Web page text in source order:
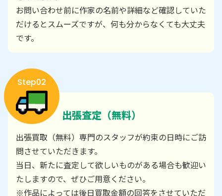
お問い合わせ前に作家の名前や詳細など確認していた
だけるとスムーズですが、何も分からなくても大丈夫
です。
Step02
出張査定（無料）
出張買取（無料）専門のスタッフが約束の日時にご訪
問させていただきます。
当日、新たに査定して欲しいものがある場合も歓迎い
たしますので、ぜひご用意ください。
※作品によっては後日買取金額の回答をさせていただ